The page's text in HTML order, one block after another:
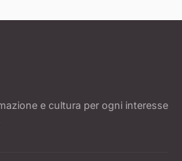
e cultura per ogni interesse